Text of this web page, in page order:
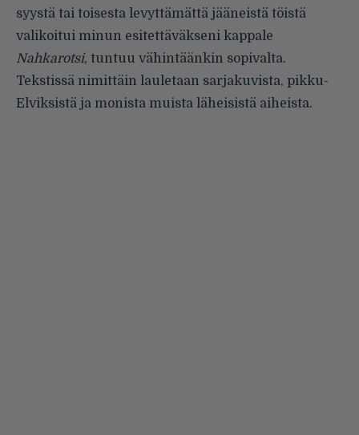
syystä tai toisesta levyttämättä jääneistä töistä
valikoitui minun esitettäväkseni kappale
Nahkarotsi, tuntuu vähintäänkin sopivalta.
Tekstissä nimittäin lauletaan sarjakuvista, pikku-
Elviksistä ja monista muista läheisistä aiheista.